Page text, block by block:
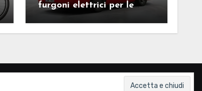
furgoni elettrici per le
consegne